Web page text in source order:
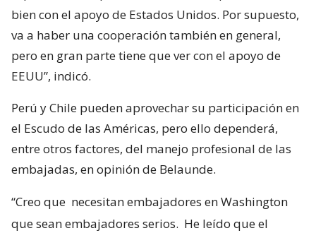
bien con el apoyo de Estados Unidos. Por supuesto,
va a haber una cooperación también en general,
pero en gran parte tiene que ver con el apoyo de
EEUU”, indicó.
Perú y Chile pueden aprovechar su participación en
el Escudo de las Américas, pero ello dependerá,
entre otros factores, del manejo profesional de las
embajadas, en opinión de Belaunde.
“Creo que necesitan embajadores en Washington
que sean embajadores serios. He leído que el